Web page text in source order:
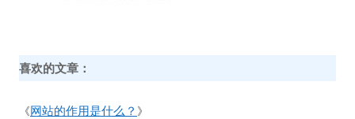
喜欢的文章：
《网站的作用是什么？ 》